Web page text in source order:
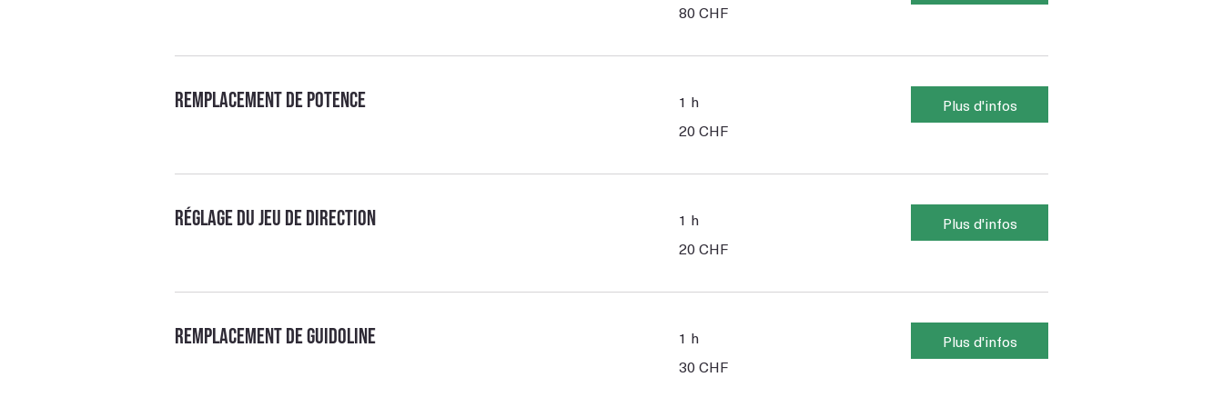
francs
80 CHF
Remplacement de potence 1 h
francs
20 CHF
Plus d'infos
Réglage du jeu de direction 1 h
francs
20 CHF
Plus d'infos
Remplacement de guidoline 1 h
francs
30 CHF
Plus d'infos